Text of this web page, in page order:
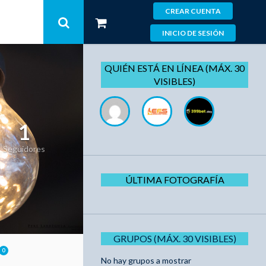
CREAR CUENTA
INICIO DE SESIÓN
1
Seguidores
0
QUIÉN ESTÁ EN LÍNEA (MÁX. 30
VISIBLES)
ÚLTIMA FOTOGRAFÍA
GRUPOS (MÁX. 30 VISIBLES)
No hay grupos a mostrar